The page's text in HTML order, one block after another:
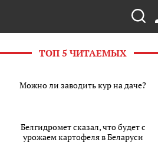
ТОП 5 ЧИТАЕМЫХ
Можно ли заводить кур на даче?
Белгидромет сказал, что будет с
урожаем картофеля в Беларуси